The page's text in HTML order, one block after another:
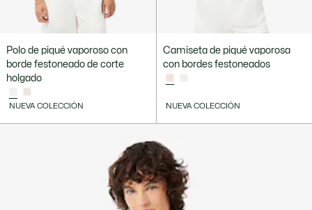
Polo de piqué vaporoso con
borde festoneado de corte
holgado
NUEVA COLECCIÓN
Camiseta de piqué vaporosa
con bordes festoneados
NUEVA COLECCIÓN